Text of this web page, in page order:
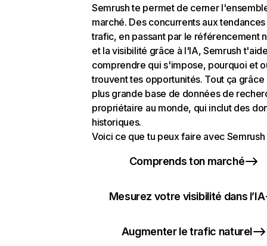
Semrush te permet de cerner
marché. Des concurrents aux
trafic, en passant par le référencement
et la visibilité grâce à l'IA, Semrush
comprendre qui s'impose, pourquoi et
trouvent tes opportunités. Tout ça grâce
plus grande base de données de
propriétaire au monde, qui inclut des
historiques.
Voici ce que tu peux faire avec Semrush
Comprends ton marché
Mesurez votre visibilité dans l’IA
Augmenter le trafic naturel